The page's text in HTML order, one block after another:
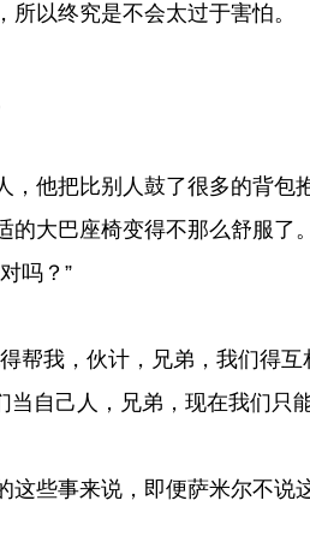
以终究是不会太过于害怕。
他把比别人鼓了很多的背包
大巴座椅变得不那么舒服了。
吗？”
我，伙计，兄弟，我们得
自己人，兄弟，现在我们只
些事来说，即便萨米尔不说